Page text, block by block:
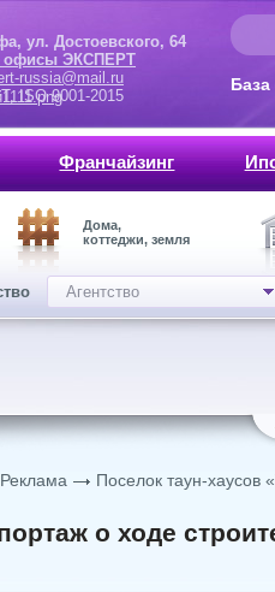
64
офисы ЭКСПЕРТ
russia@mail.ru
2015
База
Франчайзинг
Дома,
коттеджи, земля
Агентство
Реклама Поселок таун-хаусов
о ходе